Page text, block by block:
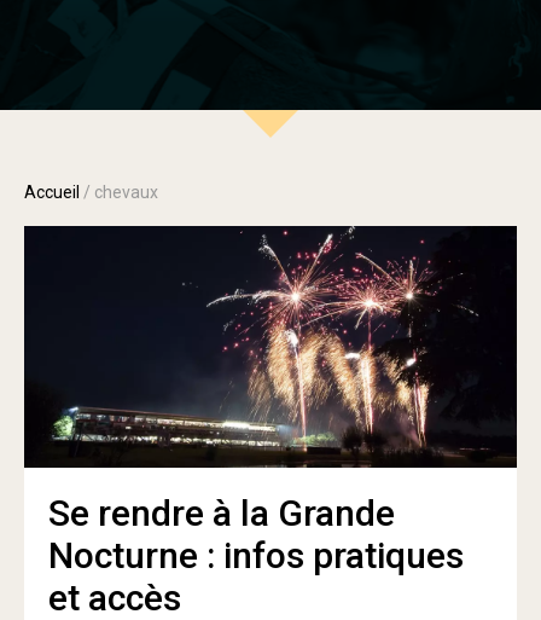
Accueil / chevaux
Se rendre à la Grande
Nocturne : infos pratiques
et accès